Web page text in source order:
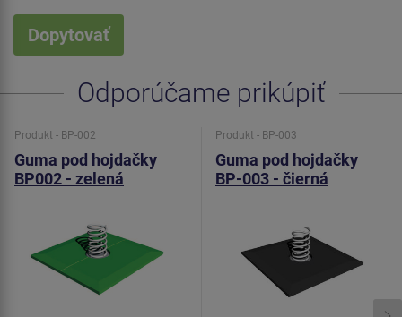
Dopytovať
Odporúčame prikúpiť
Produkt - BP-002
Guma pod hojdačky
BP002 - zelená
Produkt - BP-003
Guma pod hojdačky
BP-003 - čierná